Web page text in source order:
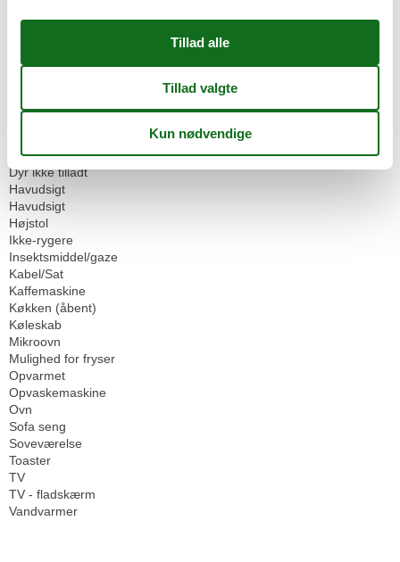
Siddeplads i haven
Dobbeltseng
Dyr ikke tilladt
Havudsigt
Havudsigt
Højstol
Ikke-rygere
Insektsmiddel/gaze
Kabel/Sat
Kaffemaskine
Køkken (åbent)
Køleskab
Mikroovn
Mulighed for fryser
Opvarmet
Opvaskemaskine
Ovn
Sofa seng
Soveværelse
Toaster
TV
TV - fladskærm
Vandvarmer